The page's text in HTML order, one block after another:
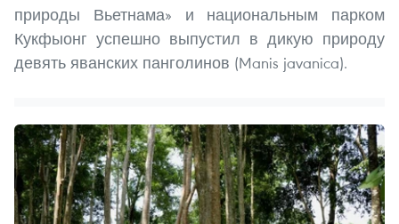
природы Вьетнама» и национальным парком
Кукфыонг успешно выпустил в дикую природу
девять яванских панголинов (Manis javanica).